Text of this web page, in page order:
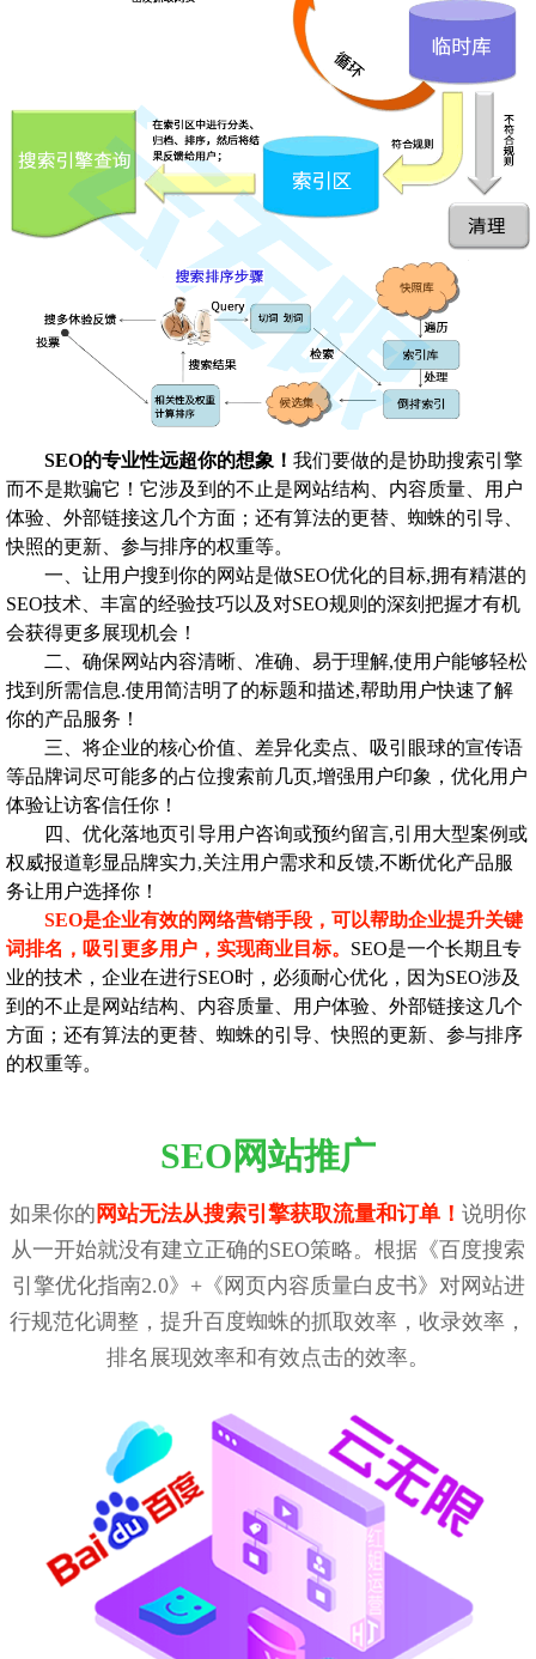
SEO的专业性远超你的想象！ 我们要做的是协助搜索引擎
而不是欺骗它！它涉及到的不止是网站结构、内容质量、用户
体验、外部链接这几个方面；还有算法的更替、蜘蛛的引导、
快照的更新、参与排序的权重等。
一、让用户搜到你的网站是做SEO优化的目标,拥有精湛的
SEO技术、丰富的经验技巧以及对SEO规则的深刻把握才有机
会获得更多展现机会！
二、确保网站内容清晰、准确、易于理解,使用户能够轻松
找到所需信息.使用简洁明了的标题和描述,帮助用户快速了解
你的产品服务！
三、将企业的核心价值、差异化卖点、吸引眼球的宣传语
等品牌词尽可能多的占位搜索前几页,增强用户印象，优化用户
体验让访客信任你！
四、优化落地页引导用户咨询或预约留言,引用大型案例或
权威报道彰显品牌实力,关注用户需求和反馈,不断优化产品服
务让用户选择你！
SEO是企业有效的网络营销手段，可以帮助企业提升关键
词排名，吸引更多用户，实现商业目标。 SEO是一个长期且专
业的技术，企业在进行SEO时，必须耐心优化，因为SEO涉及
到的不止是网站结构、内容质量、用户体验、外部链接这几个
方面；还有算法的更替、蜘蛛的引导、快照的更新、参与排序
的权重等。
SEO网站推广
如果你的 网站无法从搜索引擎获取流量和订单！ 说明你
从一开始就没有建立正确的SEO策略。根据《百度搜索
引擎优化指南2.0》+《网页内容质量白皮书》对网站进
行规范化调整，提升百度蜘蛛的抓取效率，收录效率，
排名展现效率和有效点击的效率。